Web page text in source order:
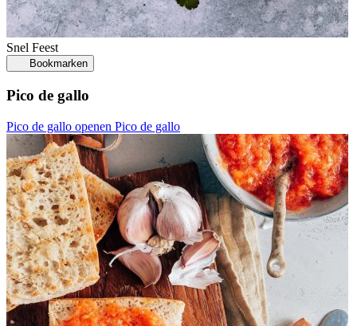
Snel Feest
Bookmarken
Pico de gallo
Pico de gallo openen Pico de gallo